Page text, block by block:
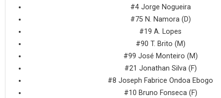
#4 Jorge Nogueira
#75 N. Namora (D)
#19 A. Lopes
#90 T. Brito (M)
#99 José Monteiro (M)
#21 Jonathan Silva (F)
#8 Joseph Fabrice Ondoa Ebogo
#10 Bruno Fonseca (F)